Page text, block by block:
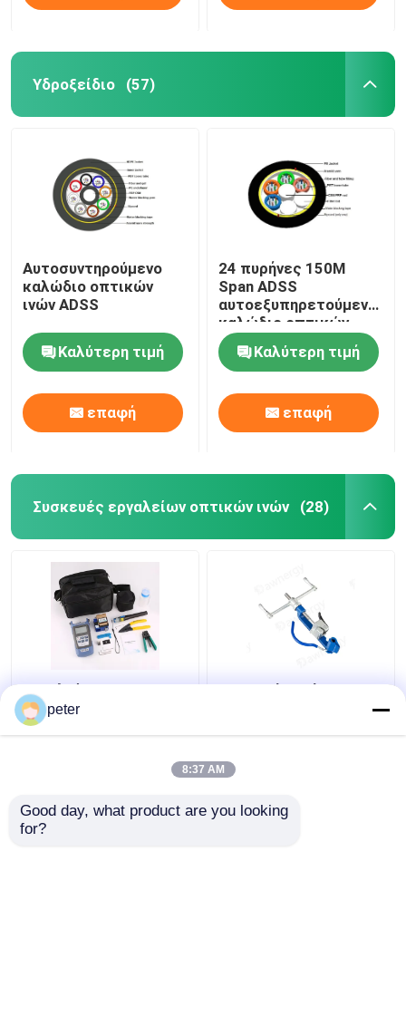
Υδροξείδιο (57)
Αυτοσυντηρούμενο
καλώδιο οπτικών
ινών ADSS
Καλύτερη τιμή
επαφή
24 πυρήνες 150M
Span ADSS
αυτοεξυπηρετούμενο
καλώδιο οπτικών
ινών
Καλύτερη τιμή
επαφή
Συσκευές εργαλείων οπτικών ινών (28)
Εργαλεία FTTH
Φυτικά οπτικά
εργαλεία
Εργοστάσιο άμεσης
πώλησης Εργοστάσιο
εργαλεία ταινίας για
την κοπή ταινίας
peter
8:37 AM
Good day, what product are you looking
for?